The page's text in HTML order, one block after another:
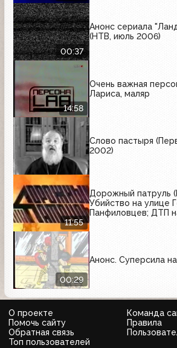
00:37
Анонс сериала
(НТВ, июль 2006)
14:58
Очень важная
Лариса, маляр
Слово пастыря
2002)
11:55
Дорожный патруль
Убийство на улице
Панфиловцев; ДТП
00:29
Анонс. Суперсила
О проекте
Команда
Помочь сайту
Правила
Обратная связь
Топ пользователей